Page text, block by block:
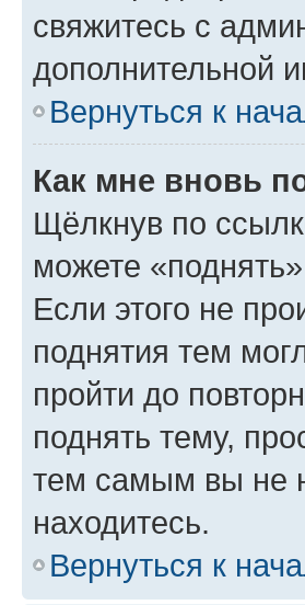
свяжитесь с
дополнительной
Вернуться к
Как мне вновь
Щёлкнув по
можете
Если этого не
поднятия тем
пройти до
поднять тему,
тем самым вы не
находитесь.
Вернуться к